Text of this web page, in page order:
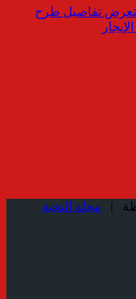
تفاصيل طرح
مجلة النخبة